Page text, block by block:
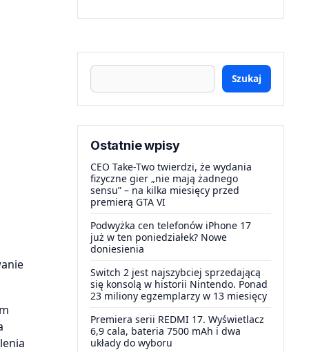
Szukaj
Ostatnie wpisy
CEO Take-Two twierdzi, że wydania
fizyczne gier „nie mają żadnego
sensu” – na kilka miesięcy przed
premierą GTA VI
Podwyżka cen telefonów iPhone 17
już w ten poniedziałek? Nowe
doniesienia
Switch 2 jest najszybciej sprzedającą
się konsolą w historii Nintendo. Ponad
23 miliony egzemplarzy w 13 miesięcy
Premiera serii REDMI 17. Wyświetlacz
6,9 cala, bateria 7500 mAh i dwa
układy do wyboru